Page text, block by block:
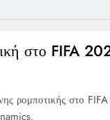
στο FIFA
ρομποτικής στο FIFA